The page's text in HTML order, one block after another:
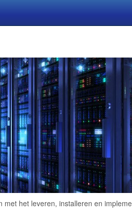
het leveren, installeren en